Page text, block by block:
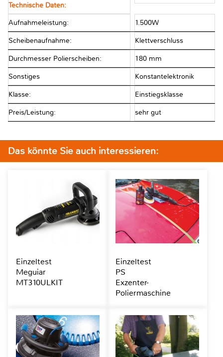
Technische Daten:
Aufnahmeleistung: 1.500W
Scheibenaufnahme: Klettverschluss
Durchmesser Polierscheiben: 180 mm
Sonstiges Konstantelektronik
Klasse: Einstiegsklasse
Preis/Leistung: sehr gut
Das könnte Sie auch interessieren:
Einzeltest
Meguiar
MT310ULKIT
Einzeltest
PS
Exzenter-
Poliermaschine